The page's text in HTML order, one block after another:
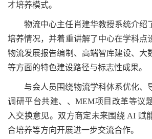
才培养模式。
物流中心主任肖建华教授系统介绍
培养情况，并着重讲解了中心在学科点
物流发展报告编制、高端智库建设、大
等方面的特色建设路径与标志性成果。
与会人员围绕物流学科体系优化、
调研平台共建、、MEM项目改革等议
入交换意见。双方商定未来围绕 AI 赋
合培养等方向开展进一步交流合作。